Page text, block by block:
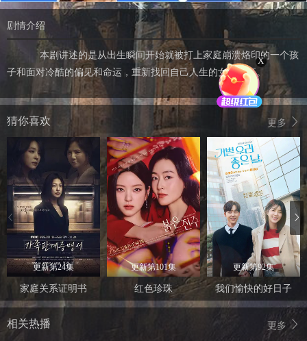
剧情介绍
本剧讲述的是从出生瞬间开始就被打上家庭崩溃烙印的一个孩
子和面对冷酷的偏见和命运，重新找回自己人生的女性故事。
更多
猜你喜欢
更新第24集
家庭关系证明书
更新第101集
红色珍珠
更新第92集
我们愉快的好日子
更多
相关热播
X